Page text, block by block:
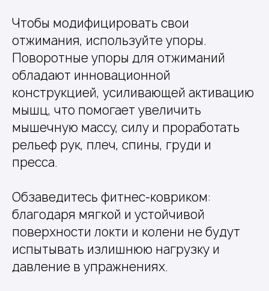
Чтобы модифицировать свои
отжимания, используйте упоры.
Поворотные упоры для отжиманий
обладают инновационной
конструкцией, усиливающей активацию
мышц, что помогает увеличить
мышечную массу, силу и проработать
рельеф рук, плеч, спины, груди и
пресса.
Обзаведитесь фитнес-ковриком:
благодаря мягкой и устойчивой
поверхности локти и колени не будут
испытывать излишнюю нагрузку и
давление в упражнениях.